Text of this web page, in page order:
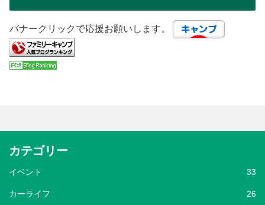
バナークリックで応援お願いします。
カテゴリー
イベント 33
カーライフ 26